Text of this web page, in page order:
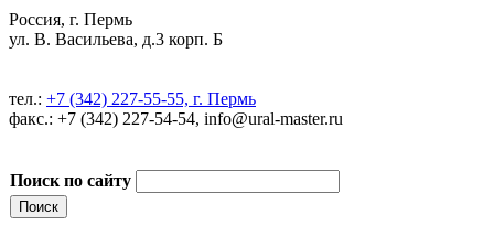
Россия, г. Пермь
ул. В. Васильева, д.3 корп. Б
тел.: +7 (342) 227-55-55, г. Пермь
факс.: +7 (342) 227-54-54, info@ural-master.ru
Поиск по сайту